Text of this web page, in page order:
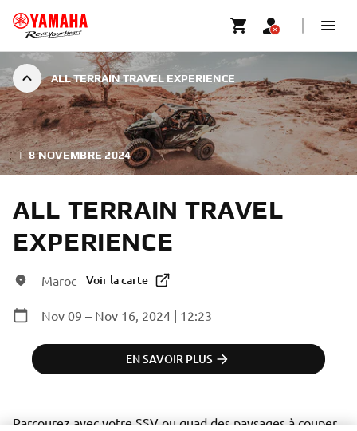
ALL TERRAIN TRAVEL EXPERIENCE
| 8 NOVEMBRE 2024
ALL TERRAIN TRAVEL
EXPERIENCE
Maroc Voir la carte
Nov 09 – Nov 16, 2024 | 12:23
EN SAVOIR PLUS
Parcourez avec votre SSV ou quad des paysages à couper